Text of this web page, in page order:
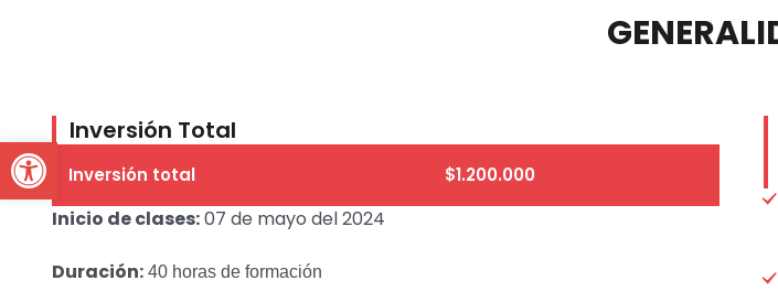
Open toolbarInversión Total
Inversión total $1.200.000
Inicio de clases:07 de mayo del 2024
Duración: 40 horas de formación